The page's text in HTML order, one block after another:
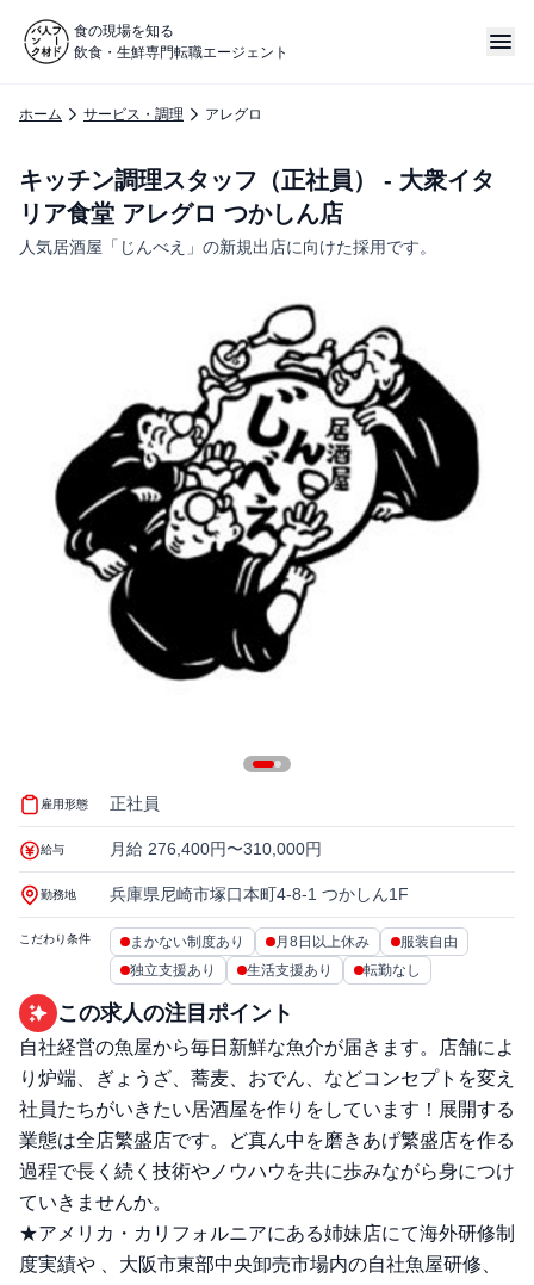
食の現場を知る
飲食・生鮮専門転職エージェント
ホーム サービス・調理 アレグロ
キッチン調理スタッフ（正社員） - 大衆イタ
リア食堂 アレグロ つかしん店
人気居酒屋「じんべえ」の新規出店に向けた採用です。
雇用形態 正社員
給与 月給 276,400円〜310,000円
勤務地 兵庫県尼崎市塚口本町4-8-1 つかしん1F
こだわり条件 まかない制度あり 月8日以上休み
服装自由
独立支援あり
生活支援あり 転勤なし
この求人の注目ポイント
自社経営の魚屋から毎日新鮮な魚介が届きます。店舗によ
り炉端、ぎょうざ、蕎麦、おでん、などコンセプトを変え
社員たちがいきたい居酒屋を作りをしています！展開する
業態は全店繁盛店です。ど真ん中を磨きあげ繁盛店を作る
過程で長く続く技術やノウハウを共に歩みながら身につけ
ていきませんか。
★アメリカ・カリフォルニアにある姉妹店にて海外研修制
度実績や 、大阪市東部中央卸売市場内の自社魚屋研修、